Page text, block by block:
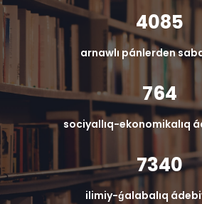
4085
arnawlı pánlerden
764
sociyallıq-ekonomikalıq
7340
ilimiy-ǵalabalıq